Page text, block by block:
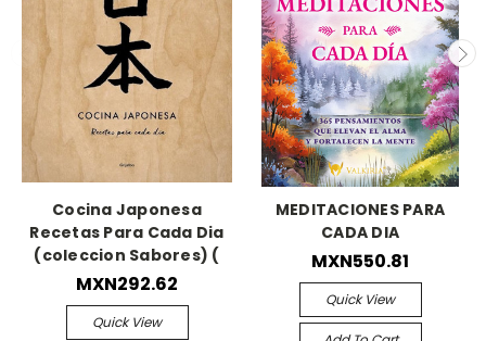
Cocina Japonesa
Recetas Para Cada Dia
(coleccion Sabores) (
MXN292.62
Quick View
MEDITACIONES PARA
CADA DIA
MXN550.81
Quick View